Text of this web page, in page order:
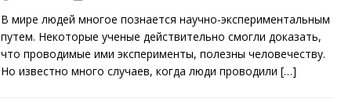
В мире людей многое познается научно-экспериментальным
путем. Некоторые ученые действительно смогли доказать,
что проводимые ими эксперименты, полезны человечеству.
Но известно много случаев, когда люди проводили […]